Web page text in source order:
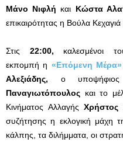
Μάνο Νιφλή και Κώστα
επικαιρότητας η Βούλα
Στις 22:00, καλεσμένοι
εκπομπή η «Επόμενη Μέρα»
Αλεξιάδης, ο
Παναγιωτόπουλος και το
Κινήματος Αλλαγής
συζήτησης η εκλογική μάχη
κάλπης, τα διλήμματα, οι